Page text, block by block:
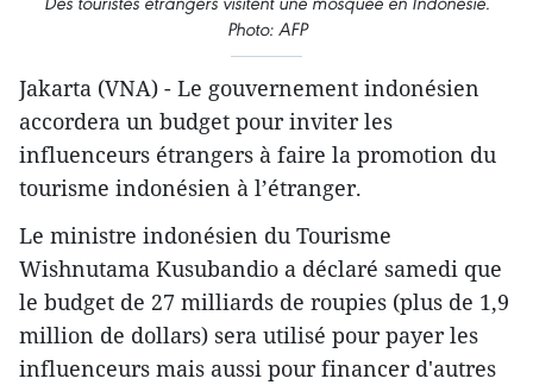
Photo: AFP
Jakarta (VNA) - Le gouvernement indonésien
accordera un budget pour inviter les
influenceurs étrangers à faire la promotion du
tourisme indonésien à l’étranger.
Le ministre indonésien du Tourisme
Wishnutama Kusubandio a déclaré samedi que
le budget de 27 milliards de roupies (plus de 1,9
million de dollars) sera utilisé pour payer les
influenceurs mais aussi pour financer d'autres